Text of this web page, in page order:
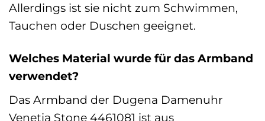
Allerdings ist sie nicht zum Schwimmen,
Tauchen oder Duschen geeignet.
Welches Material wurde für das Armband
verwendet?
Das Armband der Dugena Damenuhr
Venetia Stone 4461081 ist aus